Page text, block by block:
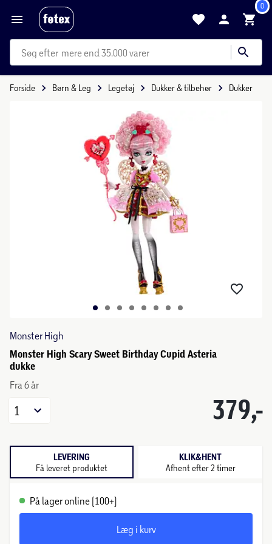
0
mere end 35.000 varer
Forside Børn & Leg Legetøj Dukker & tilbehør Dukker
Monster High
Monster High Scary Sweet Birthday Cupid Asteria
dukke
Fra 6 år
379,-
1
LEVERING
Få leveret produktet
KLIK&HENT
Afhent efter 2 timer
På lager online (100+)
Læg i kurv